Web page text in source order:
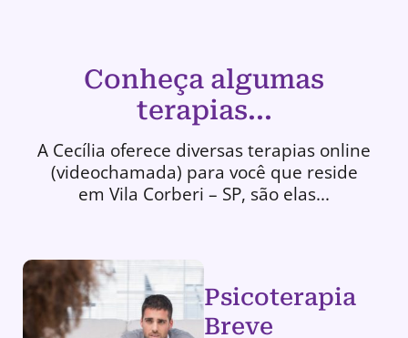
Conheça algumas
terapias...
A Cecília oferece diversas terapias online
(videochamada) para você que reside
em Vila Corberi – SP, são elas...
Psicoterapia
Breve